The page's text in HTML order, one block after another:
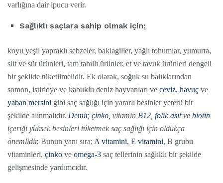
varlığına dair ipucu verir.
Sağlıklı saçlara sahip olmak için;
koyu yeşil yapraklı sebzeler, baklagiller, yağlı tohumlar, yumurta,
süt ve süt ürünleri, tam tahıllı ürünler, et ve tavuk ürünleri dengeli
bir şekilde tüketilmelidir. Ek olarak, soğuk su balıklarından
somon, istiridye ve kabuklu deniz hayvanları ve ceviz, havuç ve
yaban mersini gibi saç sağlığı için yararlı besinler yeterli bir
şekilde alınmalıdır. Demir, çinko, vitamin B12, folik asitve biotin
içeriği yüksek besinleri tüketmek saç sağlığı için oldukça
önemlidir. Bunun yanı sıra;A vitamini, E vitamini, B grubu
vitaminleri, çinko ve omega-3 saç tellerinin sağlıklı bir şekilde
gelişmesinde yardımcıdır.